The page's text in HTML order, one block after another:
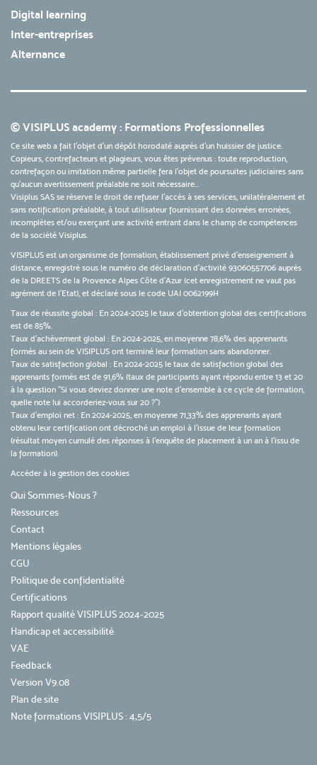
Digital learning
Inter-entreprises
Alternance
© VISIPLUS academy : Formations Professionnelles
Ce site web a fait l'objet d'un dépôt horodaté auprès d'un huissier de justice.
Copieurs, contrefacteurs et plagieurs, vous êtes prévenus : toute reproduction,
contrefaçon ou imitation même partielle fera l'objet de poursuites judiciaires sans
qu’aucun avertissement préalable ne soit nécessaire...
Visiplus SAS se réserve le droit de refuser l'accès à ses services, unilatéralement et
sans notification préalable, à tout utilisateur fournissant des données erronées,
incomplètes et/ou exerçant une activité entrant dans le champ de compétences
de la société Visiplus.
VISIPLUS est un organisme de formation, établissement privé d’enseignement à
distance, enregistré sous le numéro de déclaration d’activité 93060557706 auprès
de la DREETS de la Provence Alpes Côte d’Azur (cet enregistrement ne vaut pas
agrément de l’Etat), et déclaré sous le code UAI 0062199H
Taux de réussite global : En 2024-2025 le taux d'obtention global des certifications
est de 85%.
Taux d’achèvement global : En 2024-2025, en moyenne 78,6% des apprenants
formés au sein de VISIPLUS ont terminé leur formation sans abandonner.
Taux de satisfaction global : En 2024-2025 le taux de satisfaction global des
apprenants formés est de 91,6% (taux de participants ayant répondu entre 13 et 20
à la question "Si vous deviez donner une note d’ensemble à ce cycle de formation,
quelle note lui accorderiez-vous sur 20 ?")
Taux d’emploi net : En 2024-2025, en moyenne 71,33% des apprenants ayant
obtenu leur certification ont décroché un emploi à l'issue de leur formation
(résultat moyen cumulé des réponses à l'enquête de placement à un an à l'issu de
la formation).
Accéder à la gestion des cookies
Qui Sommes-Nous ?
Ressources
Contact
Mentions légales
CGU
Politique de confidentialité
Certifications
Rapport qualité VISIPLUS 2024-2025
Handicap et accessibilité
VAE
Feedback
Version V9.08
Plan de site
Note formations VISIPLUS : 4,5/5